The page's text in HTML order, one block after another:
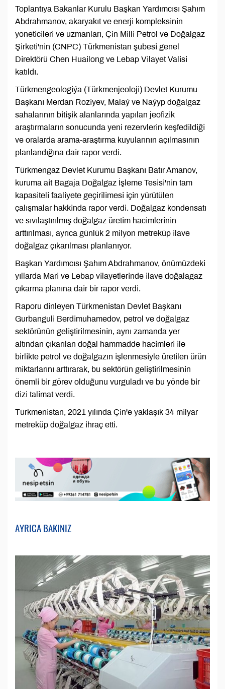
Toplantıya Bakanlar Kurulu Başkan Yardımcısı Şahım
Abdrahmanov, akaryakıt ve enerji kompleksinin
yöneticileri ve uzmanları, Çin Milli Petrol ve Doğalgaz
Şirketi'nin (CNPC) Türkmenistan şubesi genel
Direktörü Chen Huailong ve Lebap Vilayet Valisi
katıldı.
Türkmengeologiýa (Türkmenjeoloji) Devlet Kurumu
Başkanı Merdan Roziyev, Malaý ve Naýyp doğalgaz
sahalarının bitişik alanlarında yapılan jeofizik
araştırmaların sonucunda yeni rezervlerin keşfedildiği
ve oralarda arama-araştırma kuyularının açılmasının
planlandığına dair rapor verdi.
Türkmengaz Devlet Kurumu Başkanı Batır Amanov,
kuruma ait Bagaja Doğalgaz İşleme Tesisi'nin tam
kapasiteli faaliyete geçirilimesi için yürütülen
çalışmalar hakkinda rapor verdi. Doğalgaz kondensatı
ve sıvılaştırılmış doğalgaz üretim hacimlerinin
arttırılması, ayrıca günlük 2 milyon metreküp ilave
doğalgaz çıkarılması planlanıyor.
Başkan Yardımcısı Şahım Abdrahmanov, önümüzdeki
yıllarda Mari ve Lebap vilayetlerinde ilave doğalagaz
çıkarma planına dair bir rapor verdi.
Raporu dinleyen Türkmenistan Devlet Başkanı
Gurbanguli Berdimuhamedov, petrol ve doğalgaz
sektörünün geliştirilmesinin, aynı zamanda yer
altından çıkarılan doğal hammadde hacimleri ile
birlikte petrol ve doğalgazın işlenmesiyle üretilen ürün
miktarlarını arttırarak, bu sektörün geliştirilmesinin
önemli bir görev olduğunu vurguladı ve bu yönde bir
dizi talimat verdi.
Türkmenistan, 2021 yılında Çin'e yaklaşık 34 milyar
metreküp doğalgaz ihraç etti.
AYRICA BAKINIZ